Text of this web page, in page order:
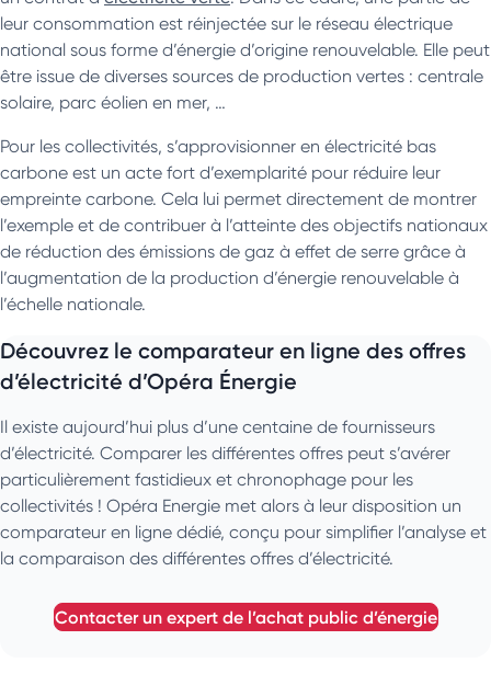
leur consommation est réinjectée sur le réseau électrique
national sous forme d’énergie d’origine renouvelable. Elle peut
être issue de diverses sources de production vertes : centrale
solaire, parc éolien en mer, …
Pour les collectivités, s’approvisionner en électricité bas
carbone est un acte fort d’exemplarité pour réduire leur
empreinte carbone. Cela lui permet directement de montrer
l’exemple et de contribuer à l’atteinte des objectifs nationaux
de réduction des émissions de gaz à effet de serre grâce à
l’augmentation de la production d’énergie renouvelable à
l’échelle nationale.
Découvrez le comparateur en ligne des offres
d’électricité d’Opéra Énergie
Il existe aujourd’hui plus d’une centaine de fournisseurs
d’électricité. Comparer les différentes offres peut s’avérer
particulièrement fastidieux et chronophage pour les
collectivités ! Opéra Energie met alors à leur disposition un
comparateur en ligne dédié, conçu pour simplifier l’analyse et
la comparaison des différentes offres d’électricité.
contacter un expert de l’achat public d’énergie